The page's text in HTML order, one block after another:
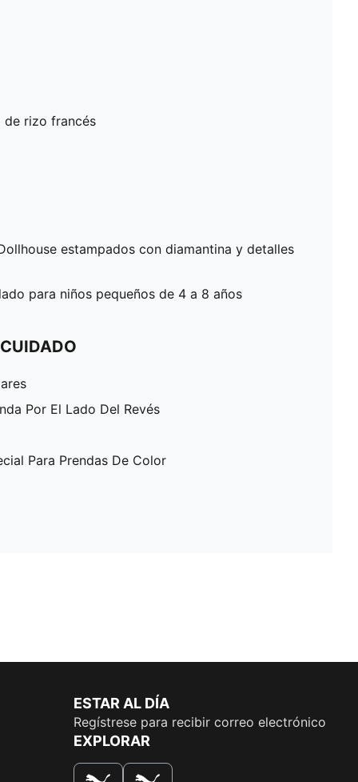
de rizo francés
estampados con diamantina y detalles
para niños pequeños de 4 a 8 años
Por El Lado Del Revés
Para Prendas De Color
ESTAR AL DÍA
Regístrese para recibir correo electrónico
EXPLORAR